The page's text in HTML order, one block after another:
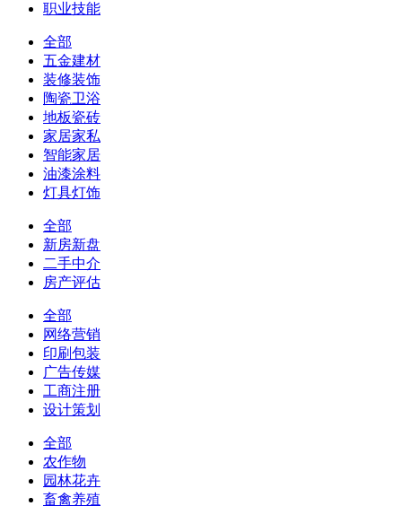
职业技能
全部
五金建材
装修装饰
陶瓷卫浴
地板瓷砖
家居家私
智能家居
油漆涂料
灯具灯饰
全部
新房新盘
二手中介
房产评估
全部
网络营销
印刷包装
广告传媒
工商注册
设计策划
全部
农作物
园林花卉
畜禽养殖